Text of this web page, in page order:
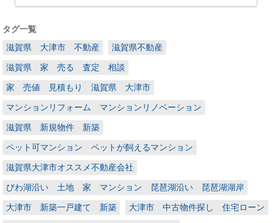
タグ一覧
滋賀県 大津市 不動産
滋賀県不動産
滋賀県 家 売る 査定 相談
家 売値 見積もり 滋賀県 大津市
マンションリフォーム マンションリノベーション
滋賀県 新規物件 新築
ペット可マンション ペットが飼えるマンション
滋賀県大津市オススメ不動産会社
びわ湖沿い 土地 家 マンション 琵琶湖沿い 琵琶湖湖岸
大津市 新築一戸建て 新築 大津市 中古物件探し 住宅ローン